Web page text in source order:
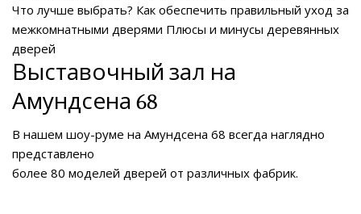
Что лучше выбрать? Как обеспечить правильный уход за
межкомнатными дверями Плюсы и минусы деревянных
дверей
Выставочный зал на
Амундсена 68
В нашем шоу-руме на Амундсена 68 всегда наглядно
представлено
более 80 моделей дверей от различных фабрик.